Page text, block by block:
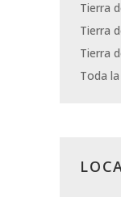
Tierra
Tierra
Tierra
Toda